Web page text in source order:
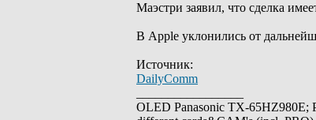
Маэстри заявил, что сделка
В Apple уклонились от
Источник:
DailyComm
OLED Panasonic TX-65HZ980E;